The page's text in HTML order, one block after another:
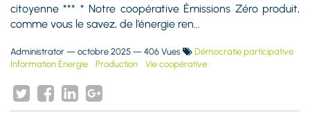
citoyenne *** * Notre coopérative Émissions Zéro produit,
comme vous le savez, de l’énergie ren...
Administrator — octobre 2025 — 406 Vues
Démocratie participative
Information Énergie
Production Vie coopérative